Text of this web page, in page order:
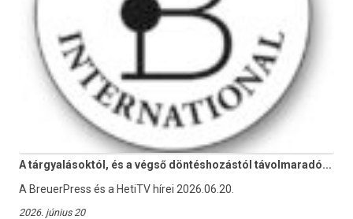
A tárgyalásoktól, és a végső döntéshozástól távolmaradó...
A BreuerPress és a HetiTV hírei 2026.06.20.
2026. június 20